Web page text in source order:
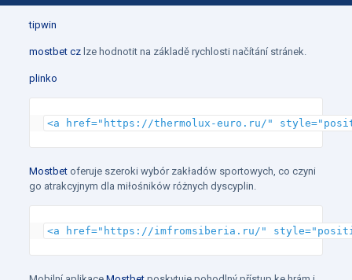
tipwin
mostbet czlze hodnotit na základě rychlosti načítání stránek.
plinko
<a href="https://thermolux-euro.ru/"
Mostbetoferuje szeroki wybór zakładów sportowych, co czyni
go atrakcyjnym dla miłośników różnych dyscyplin.
<a href="https://imfromsiberia.ru/"